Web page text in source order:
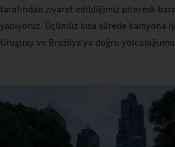
tarafından ziyaret edildiğimiz pitoresk
yapıyoruz. Üçümüz kısa sürede kamyona
Uruguay ve Brezilya'ya doğru